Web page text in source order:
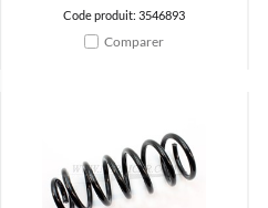
Code produit: 3546893
Comparer